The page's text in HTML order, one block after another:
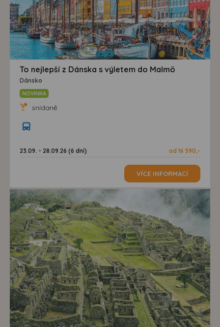
To nejlepší z Dánska s výletem do Malmö
Dánsko
NOVINKA
snídaně
23.09. - 28.09.26 (6 dní) od 16 590,-
VÍCE INFORMACÍ